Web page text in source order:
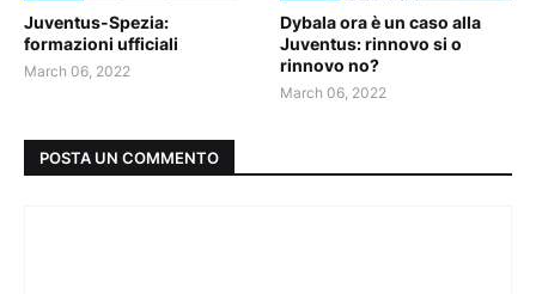
Juventus-Spezia:
formazioni ufficiali
March 06, 2022
Dybala ora è un caso alla
Juventus: rinnovo si o
rinnovo no?
March 06, 2022
POSTA UN COMMENTO